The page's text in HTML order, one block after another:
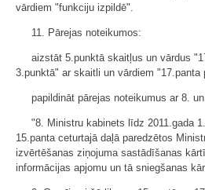
vārdiem "funkciju izpildē".
11. Pārejas noteikumos:
aizstāt 5.punktā skaitļus un vārdus
3.punktā" ar skaitli un vārdiem "17.panta
papildināt pārejas noteikumus ar 8.
"8. Ministru kabinets līdz 2011.gada
15.panta ceturtajā daļā paredzētos
izvērtēšanas ziņojuma sastādīšanas
informācijas apjomu un tā sniegšanas